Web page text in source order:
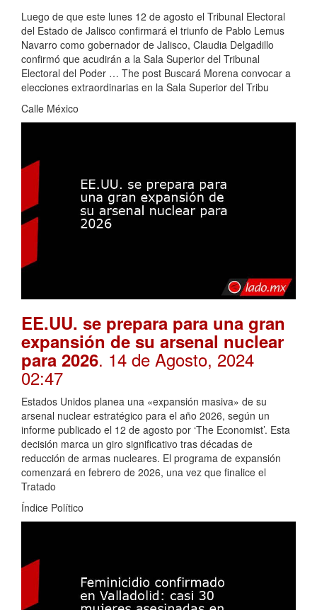
Luego de que este lunes 12 de agosto el Tribunal Electoral
del Estado de Jalisco confirmará el triunfo de Pablo Lemus
Navarro como gobernador de Jalisco, Claudia Delgadillo
confirmó que acudirán a la Sala Superior del Tribunal
Electoral del Poder … The post Buscará Morena convocar a
elecciones extraordinarias en la Sala Superior del Tribu
Calle México
EE.UU. se prepara para una gran
expansión de su arsenal nuclear
para 2026. 14 de Agosto, 2024
02:47
Estados Unidos planea una «expansión masiva» de su
arsenal nuclear estratégico para el año 2026, según un
informe publicado el 12 de agosto por ‘The Economist’. Esta
decisión marca un giro significativo tras décadas de
reducción de armas nucleares. El programa de expansión
comenzará en febrero de 2026, una vez que finalice el
Tratado
Índice Político